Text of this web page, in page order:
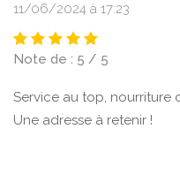
11/06/2024 à 17:23
Note de : 5 / 5
Service au top, nourriture
Une adresse à retenir !